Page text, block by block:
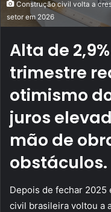
Construção civil volta a
setor em 2026
Alta de
trimestre
otimismo
juros
mão de
obstáculos.
Depois de fechar 2025
civil brasileira voltou a